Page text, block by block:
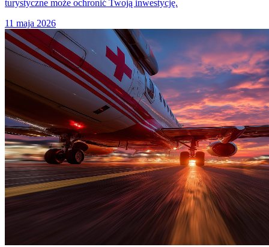
turystyczne może ochronić Twoją inwestycję.
11 maja 2026